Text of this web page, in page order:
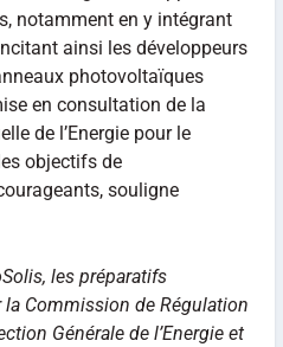
notamment en y intégrant
ainsi les développeurs
photovoltaïques
en consultation de la
de l’Energie pour le
objectifs de
souligne
les préparatifs
Commission de Régulation
Générale de l’Energie et